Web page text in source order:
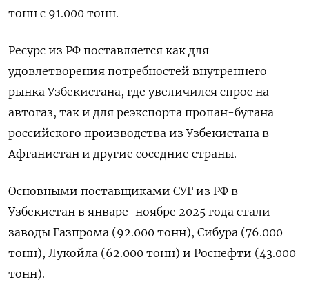
тонн с 91.000 тонн.
Ресурс из РФ поставляется как для
удовлетворения потребностей внутреннего
рынка Узбекистана, где увеличился спрос на
автогаз, так и ​для реэкспорта пропан-бутана
российского производства из Узбекистана в
Афганистан и другие соседние страны.
Основными поставщиками СУГ из РФ в
Узбекистан в январе-ноябре 2025 года стали
заводы Газпрома (92.000 тонн), Сибура (76.000
тонн), Лукойла (62.000 тонн) и Роснефти (43.000
тонн).